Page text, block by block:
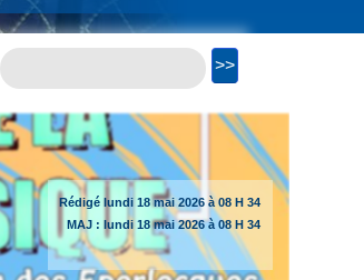
Rédigé lundi 18 mai 2026 à 08 H 34
MAJ : lundi 18 mai 2026 à 08 H 34